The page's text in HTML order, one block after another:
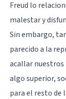
Freud lo
malestar y
Sin embargo,
parecido a la
acallar
algo superior,
para el resto de